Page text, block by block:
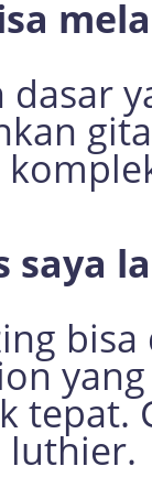
dasar
saya
tepat.
luthier.